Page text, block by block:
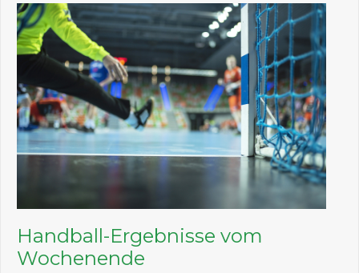
Handball-Ergebnisse vom
Wochenende